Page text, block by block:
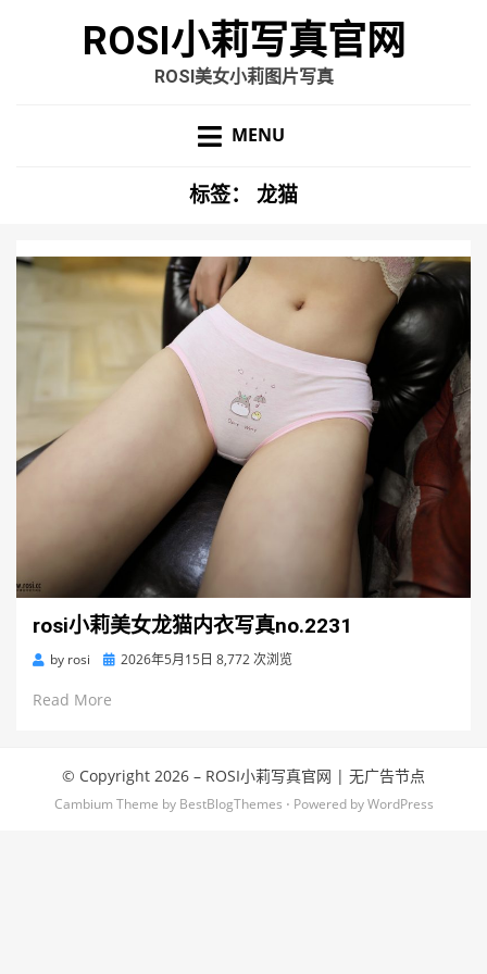
ROSI小莉写真官网
ROSI美女小莉图片写真
MENU
标签： 龙猫
rosi小莉美女龙猫内衣写真no.2231
by rosi
Posted2026年5月15日 8,772 次浏览
Read More
© Copyright 2026 – ROSI小莉写真官网 | 无广告节点
Cambium Theme by BestBlogThemes ⋅ Powered byWordPress